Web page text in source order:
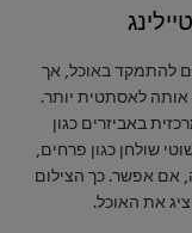
להתמקד באוכל, אך
אותה לאסתטית יותר.
באביזרים כגון
שולחן כגון פרחים,
אם אפשר. כך הצילום
את האוכל.